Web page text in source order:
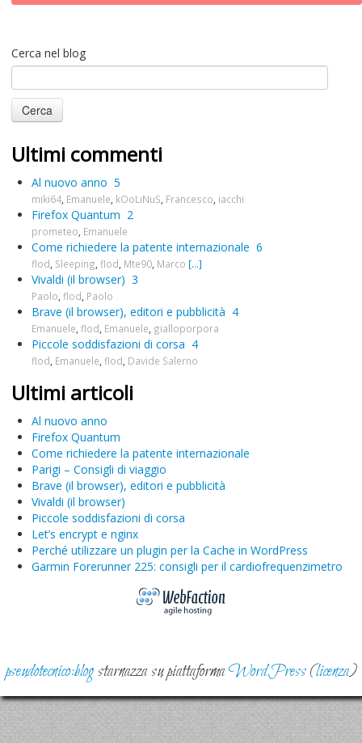
Cerca nel blog
Ultimi commenti
Al nuovo anno 5
miki64 Emanuele kOoLiNuS Francesco iacchi
Firefox Quantum 2
prometeo Emanuele
Come richiedere la patente internazionale 6
flod Sleeping flod Mte90 Marco [...]
Vivaldi (il browser) 3
Paolo flod Paolo
Brave (il browser), editori e pubblicità 4
Emanuele flod Emanuele gialloporpora
Piccole soddisfazioni di corsa 4
flod Emanuele flod Davide Salerno
Ultimi articoli
Al nuovo anno
Firefox Quantum
Come richiedere la patente internazionale
Parigi – Consigli di viaggio
Brave (il browser), editori e pubblicità
Vivaldi (il browser)
Piccole soddisfazioni di corsa
Let’s encrypt e nginx
Perché utilizzare un plugin per la Cache in WordPress
Garmin Forerunner 225: consigli per il cardiofrequenzimetro
pseudotecnico:blogstarnazza su piattaformaWordPress(licenza)